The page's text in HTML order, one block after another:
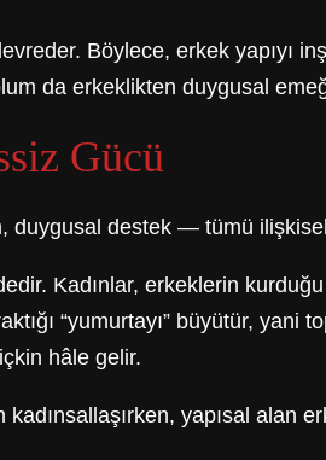
Böylece, erkek yapıyı
da erkeklikten duygusal
Gücü
duygusal destek — tümü ilişkisel
Kadınlar, erkeklerin
“yumurtayı” büyütür, yani
hâle gelir.
yapısal alan